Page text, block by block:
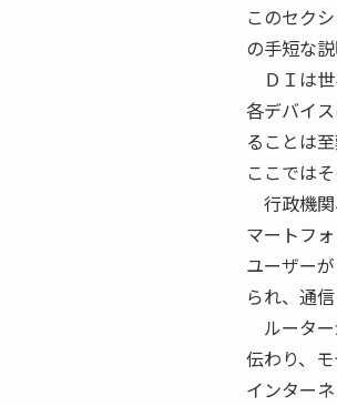
このセク
の手短な
ＤＩは世
各デバイ
ることは
ここでは
行政機関
マートフ
ユーザー
られ、通
ルーター
伝わり、
インター